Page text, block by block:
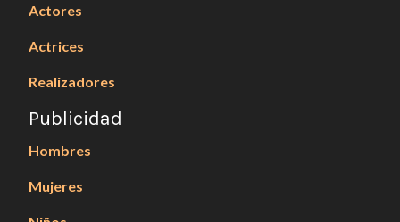
Actores
Actrices
Realizadores
Publicidad
Hombres
Mujeres